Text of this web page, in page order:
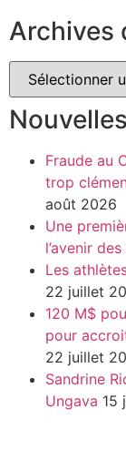
Archives
Fraude au
trop
août 2026
Une
l’avenir
Les
22 juillet
120 M$
pour
22 juillet
Sandrine
Ungava 15